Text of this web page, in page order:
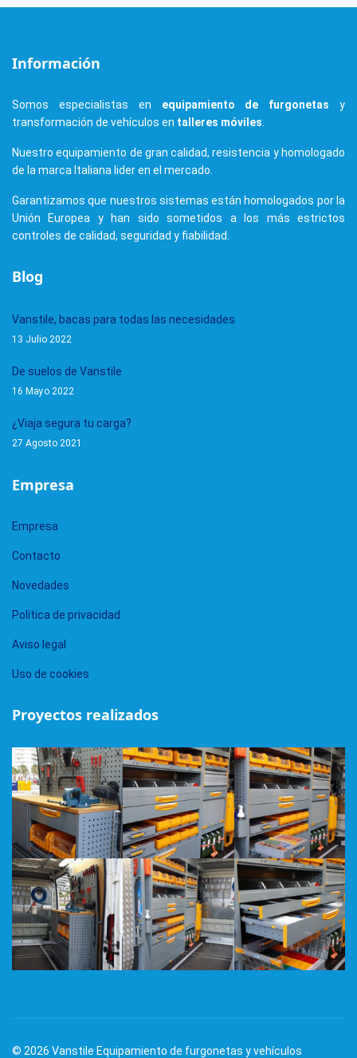
Información
Somos especialistas en equipamiento de furgonetas y
transformación de vehículos en talleres móviles
Nuestro equipamiento de gran calidad, resistencia y homologado
de la marca Italiana lider en el mercado.
Garantizamos que nuestros sistemas están homologados por la
Unión Europea y han sido sometidos a los más estrictos
controles de calidad, seguridad y fiabilidad.
Blog
Vanstile, bacas para todas las necesidades
13 Julio 2022
De suelos de Vanstile
16 Mayo 2022
¿Viaja segura tu carga?
27 Agosto 2021
Empresa
Empresa
Contacto
Novedades
Política de privacidad
Aviso legal
Uso de cookies
Proyectos realizados
© 2026 Vanstile Equipamiento de furgonetas y vehículos